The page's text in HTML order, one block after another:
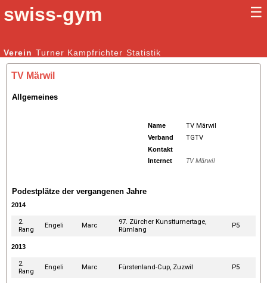
swiss-gym ☰
Kunstturnen Männer | Kunstturnen Frauen
Verein Turner Kampfrichter Statistik
TV Märwil
Allgemeines
Name TV Märwil
Verband TGTV
Kontakt
Internet
TV Märwil
Podestplätze der vergangenen Jahre
2014
2.
Rang
Engeli Marc
97. Zürcher Kunstturnertage,
Rümlang
P5
2013
2.
Rang
Engeli Marc Fürstenland-Cup, Zuzwil P5